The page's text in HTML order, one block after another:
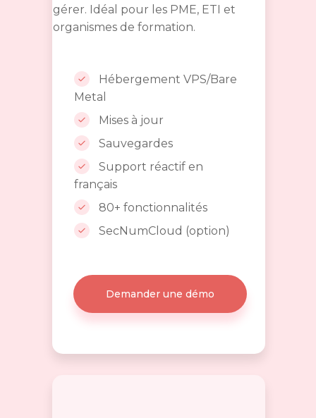
gérer. Idéal pour les PME, ETI et
organismes de formation.
Hébergement VPS/Bare
Metal
Mises à jour
Sauvegardes
Support réactif en
français
80+ fonctionnalités
SecNumCloud (option)
Demander une démo